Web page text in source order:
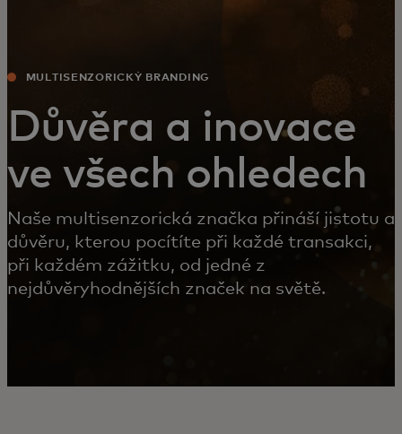
MULTISENZORICKÝ BRANDING
Důvěra a inovace
ve všech ohledech
Naše multisenzorická značka přináší jistotu a
důvěru, kterou pocítíte při každé transakci,
při každém zážitku, od jedné z
nejdůvěryhodnějších značek na světě.